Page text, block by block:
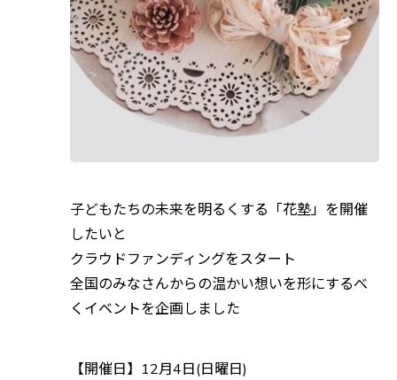
子どもたちの未来を明るくする「花塾」を開催
したいと
クラウドファンディングをスタート
全国のみなさんからの温かい想いを形にするべ
くイベントを企画しました
【開催日】12月4日(日曜日)